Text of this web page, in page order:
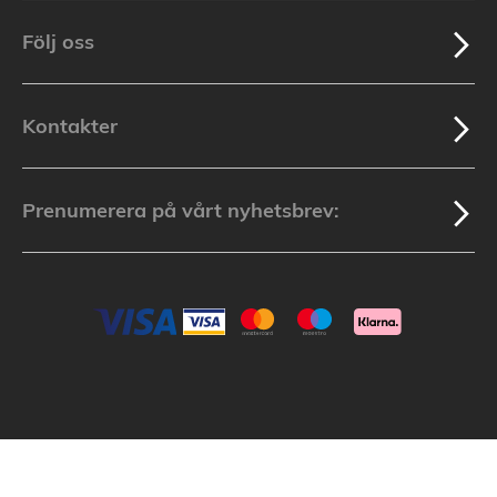
Följ oss
Kontakter
Prenumerera på vårt nyhetsbrev: